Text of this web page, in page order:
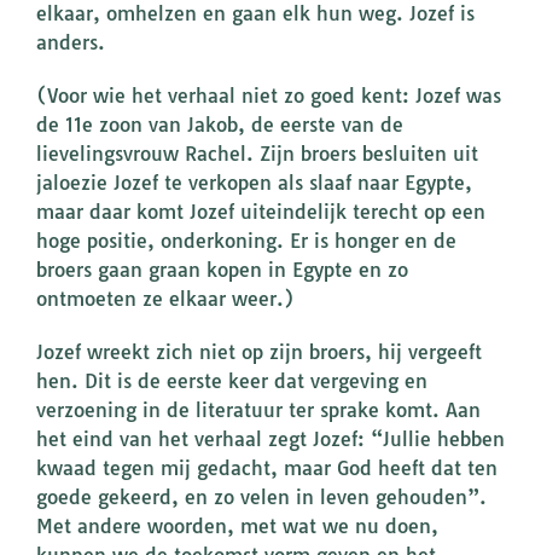
elkaar, omhelzen en gaan elk hun weg. Jozef is
anders.
(Voor wie het verhaal niet zo goed kent: Jozef was
de 11e zoon van Jakob, de eerste van de
lievelingsvrouw Rachel. Zijn broers besluiten uit
jaloezie Jozef te verkopen als slaaf naar Egypte,
maar daar komt Jozef uiteindelijk terecht op een
hoge positie, onderkoning. Er is honger en de
broers gaan graan kopen in Egypte en zo
ontmoeten ze elkaar weer.)
Jozef wreekt zich niet op zijn broers, hij vergeeft
hen. Dit is de eerste keer dat vergeving en
verzoening in de literatuur ter sprake komt. Aan
het eind van het verhaal zegt Jozef: “Jullie hebben
kwaad tegen mij gedacht, maar God heeft dat ten
goede gekeerd, en zo velen in leven gehouden”.
Met andere woorden, met wat we nu doen,